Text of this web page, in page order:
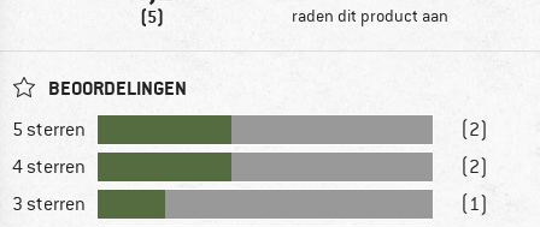
(5) raden dit product aan
BEOORDELINGEN
5 sterren
(2)
4 sterren
(2)
3 sterren
(1)